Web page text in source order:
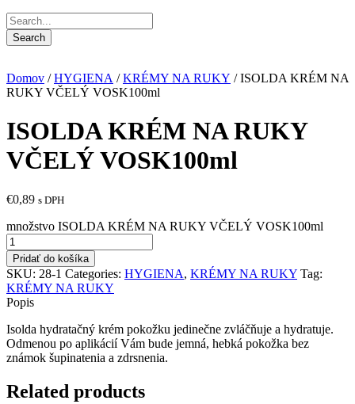
Domov /HYGIENA /KRÉMY NA RUKY / ISOLDA KRÉM NA
RUKY VČELÝ VOSK100ml
ISOLDA KRÉM NA RUKY
VČELÝ VOSK100ml
€0,89 s DPH
množstvo ISOLDA KRÉM NA RUKY VČELÝ VOSK100ml
Pridať do košíka
SKU: 28-1 Categories: HYGIENA, KRÉMY NA RUKY Tag:
KRÉMY NA RUKY
Popis
Isolda hydratačný krém pokožku jedinečne zvláčňuje a hydratuje.
Odmenou po aplikácií Vám bude jemná, hebká pokožka bez
známok šupinatenia a zdrsnenia.
Related products